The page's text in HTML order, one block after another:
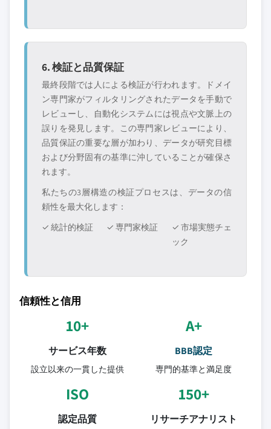
6. 検証と品質保証
最終段階では人による検証が行われます。ドメイ
ン専門家がフィルタリングされたデータを手動で
レビューし、自動化システムには視点や文脈上の
誤りを発見します。この専門家レビューにより、
品質保証の重要な層が加わり、データが研究目標
および分野固有の基準に沖していることが確保さ
れます。
私たちの3層構造の検証プロセスは、データの信
頼性を最大化します：
✓ 統計的検証
✓ 専門家検証
✓ 市場実態チェ
ック
信頼性と信用
10+
サービス年数
設立以来の一貫した提供
A+
BBB認定
専門的基準と満足度
ISO
認定品質
150+
リサーチアナリスト